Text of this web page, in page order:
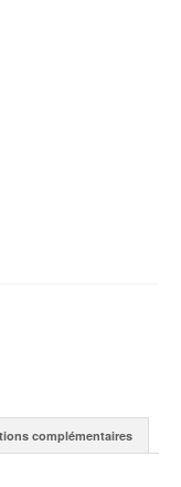
complémentaires